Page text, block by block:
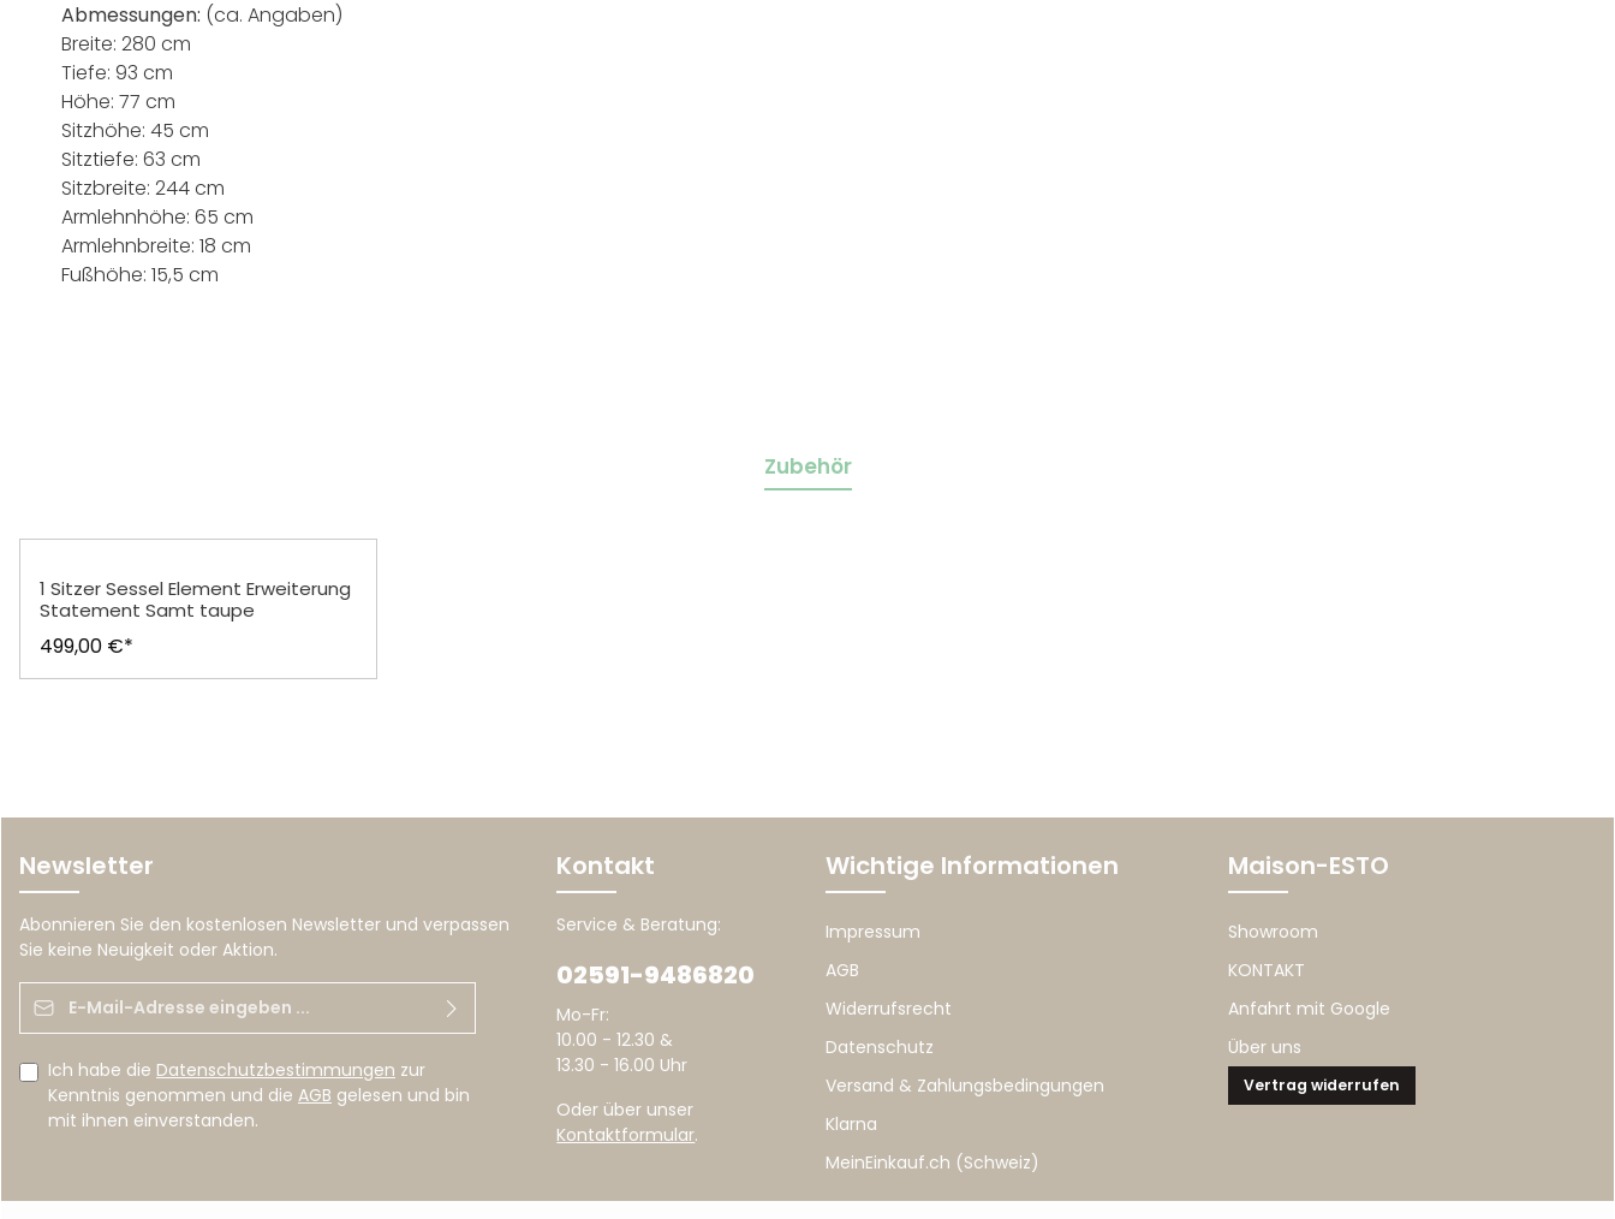
Abmessungen: (ca. Angaben)
Breite: 280 cm
Tiefe: 93 cm
Höhe: 77 cm
Sitzhöhe: 45 cm
Sitztiefe: 63 cm
Sitzbreite: 244 cm
Armlehnhöhe: 65 cm
Armlehnbreite: 18 cm
Fußhöhe: 15,5 cm
Zubehör
1 Sitzer Sessel Element Erweiterung
Statement Samt taupe
499,00 €*
Newsletter
Abonnieren Sie den kostenlosen Newsletter und verpassen
Sie keine Neuigkeit oder Aktion.
Ich habe die Datenschutzbestimmungen zur
Kenntnis genommen und die AGB gelesen und bin
mit ihnen einverstanden.
Kontakt
Service & Beratung:
02591-9486820
Mo-Fr:
10.00 - 12.30 &
13.30 - 16.00 Uhr
Oder über unser
Kontaktformular.
Wichtige Informationen
Impressum
AGB
Widerrufsrecht
Datenschutz
Versand & Zahlungsbedingungen
Klarna
MeinEinkauf.ch (Schweiz)
Maison-ESTO
Showroom
KONTAKT
Anfahrt mit Google
Über uns
Vertrag widerrufen